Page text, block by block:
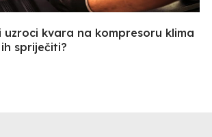
uzroci kvara na kompresoru klima
spriječiti?